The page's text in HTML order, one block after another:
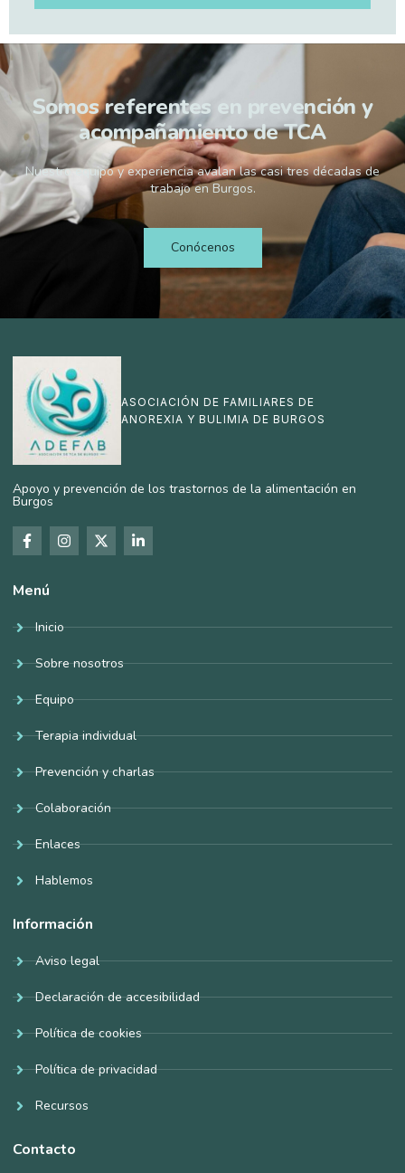
Somos referentes en prevención y
acompañamiento de TCA
Nuestro equipo y experiencia avalan las casi tres décadas de
trabajo en Burgos.
Conócenos
ASOCIACIÓN DE FAMILIARES DE
ANOREXIA Y BULIMIA DE BURGOS
Apoyo y prevención de los trastornos de la alimentación en
Burgos
Menú
Inicio
Sobre nosotros
Equipo
Terapia individual
Prevención y charlas
Colaboración
Enlaces
Hablemos
Información
Aviso legal
Declaración de accesibilidad
Política de cookies
Política de privacidad
Recursos
Contacto